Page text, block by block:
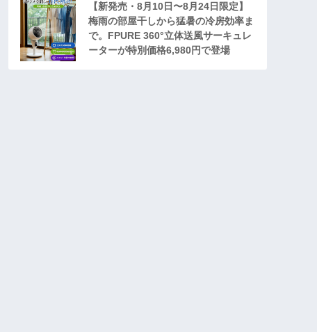
【新発売・8月10日〜8月24日限定】
梅雨の部屋干しから猛暑の冷房効率ま
で。FPURE 360°立体送風サーキュレ
ーターが特別価格6,980円で登場